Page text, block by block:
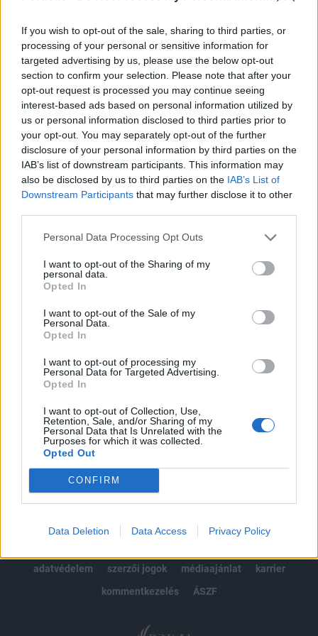
If you wish to opt-out of the sale, sharing to third parties, or
processing of your personal or sensitive information for
targeted advertising by us, please use the below opt-out
section to confirm your selection. Please note that after your
opt-out request is processed you may continue seeing
interest-based ads based on personal information utilized by
us or personal information disclosed to third parties prior to
your opt-out. You may separately opt-out of the further
disclosure of your personal information by third parties on the
IAB’s list of downstream participants. This information may
also be disclosed by us to third parties on the IAB’s List of
Downstream Participants that may further disclose it to other
Personal Data Processing Opt Outs
I want to opt-out of the Sharing of my
personal data.
Opted In
I want to opt-out of the Sale of my
Personal Data.
Opted In
I want to opt-out of processing my
Personal Data for Targeted Advertising.
Opted In
I want to opt-out of Collection, Use,
Retention, Sale, and/or Sharing of my
Personal Data that Is Unrelated with the
Purposes for which it was collected.
Opted Out
CONFIRM
Data Deletion Data Access Privacy Policy
Energy Investment Forum 2026Az energiaszektor
csúcsvezetői egy helyen: stratégiai válaszok
versenyképességről, beruházásokról, szabályozásról és az
energetikai jövőjéről.Információ és jelentkezésAz elemzés
arról ír, hogy az orosz csapatok a frontszakasz több részén
egyre jobban fokozták a gépesített szárazföldi támadások
mennyiségét. Az ISW szerint a jövőben ez...
KEDVES OLVASÓNK!
Az előfizetés a következőket tartalmazza:
Portfolio.hu teljes cikkarchívum
Kötéslisták: BÉT elmúlt 2 év napon belüli
kötéslistái
Előfizetés
MÁR ELŐFIZETŐNK VAGY?BEJELENTKEZÉS
adatvédelem
szerzői jogok médiaajánlat
karrier
kommentkezelés
ÁSZF